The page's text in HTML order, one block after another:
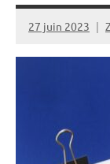
27 juin 2023